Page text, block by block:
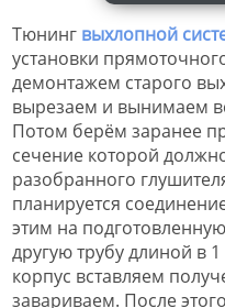
Тюнинг выхлопной
установки
демонтажем старого
вырезаем и вынимаем
Потом берём заранее
сечение которой
разобранного
планируется
этим на
другую трубу длиной в
корпус вставляем
завариваем. После